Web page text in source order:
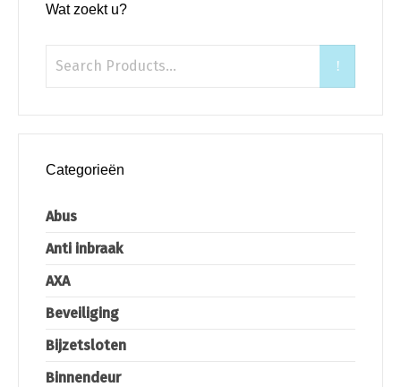
Wat zoekt u?
Categorieën
Abus
Anti inbraak
AXA
Beveiliging
Bijzetsloten
Binnendeur